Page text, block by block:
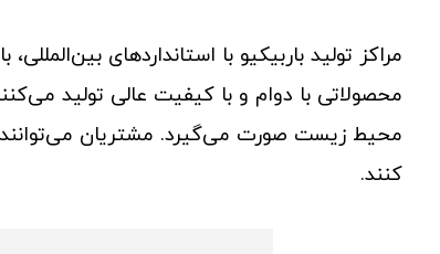
مراکز تولید باربیکیو با استانداردهای
محصولاتی با دوام و با کیفیت عالی تولید
محیط زیست صورت می‌گیرد. مشتریان
کنند.